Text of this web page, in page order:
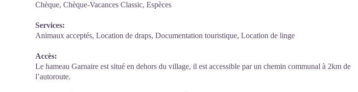
Chèque, Chèque-Vacances Classic, Espèces
Services:
Animaux acceptés, Location de draps, Documentation touristique, Location de linge
Accès:
Le hameau Garnaire est situé en dehors du village, il est accessible par un chemin communal à 2km de
l’autoroute.